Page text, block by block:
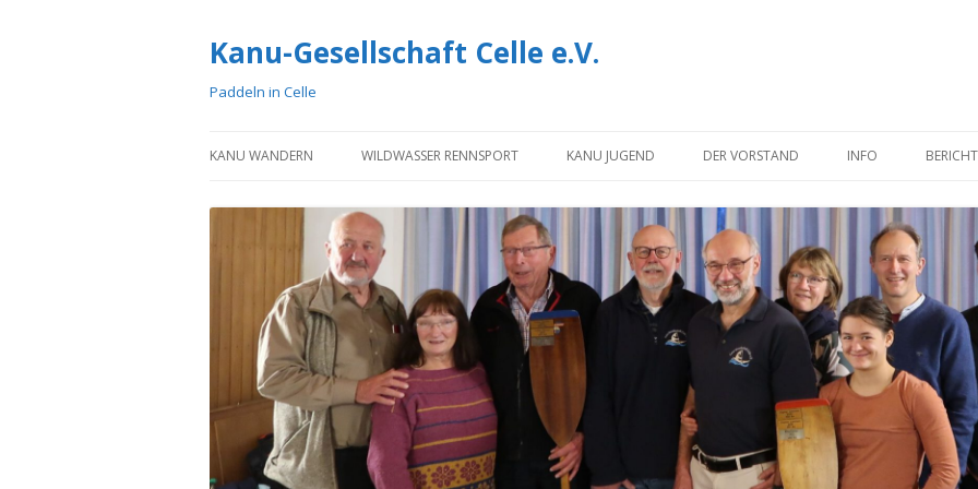
Kanu-Gesellschaft Celle e.V.
Paddeln in Celle
Inhalt
KANU WANDERN WILDWASSER RENNSPORT KANU JUGEND DER VORSTAND INFO
INFORMATIONEN
DOWNLOADS
IMPRESSUM